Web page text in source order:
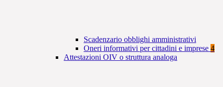
Scadenzario obblighi amministrativi
Oneri informativi per cittadini e imprese 4
Attestazioni OIV o struttura analoga